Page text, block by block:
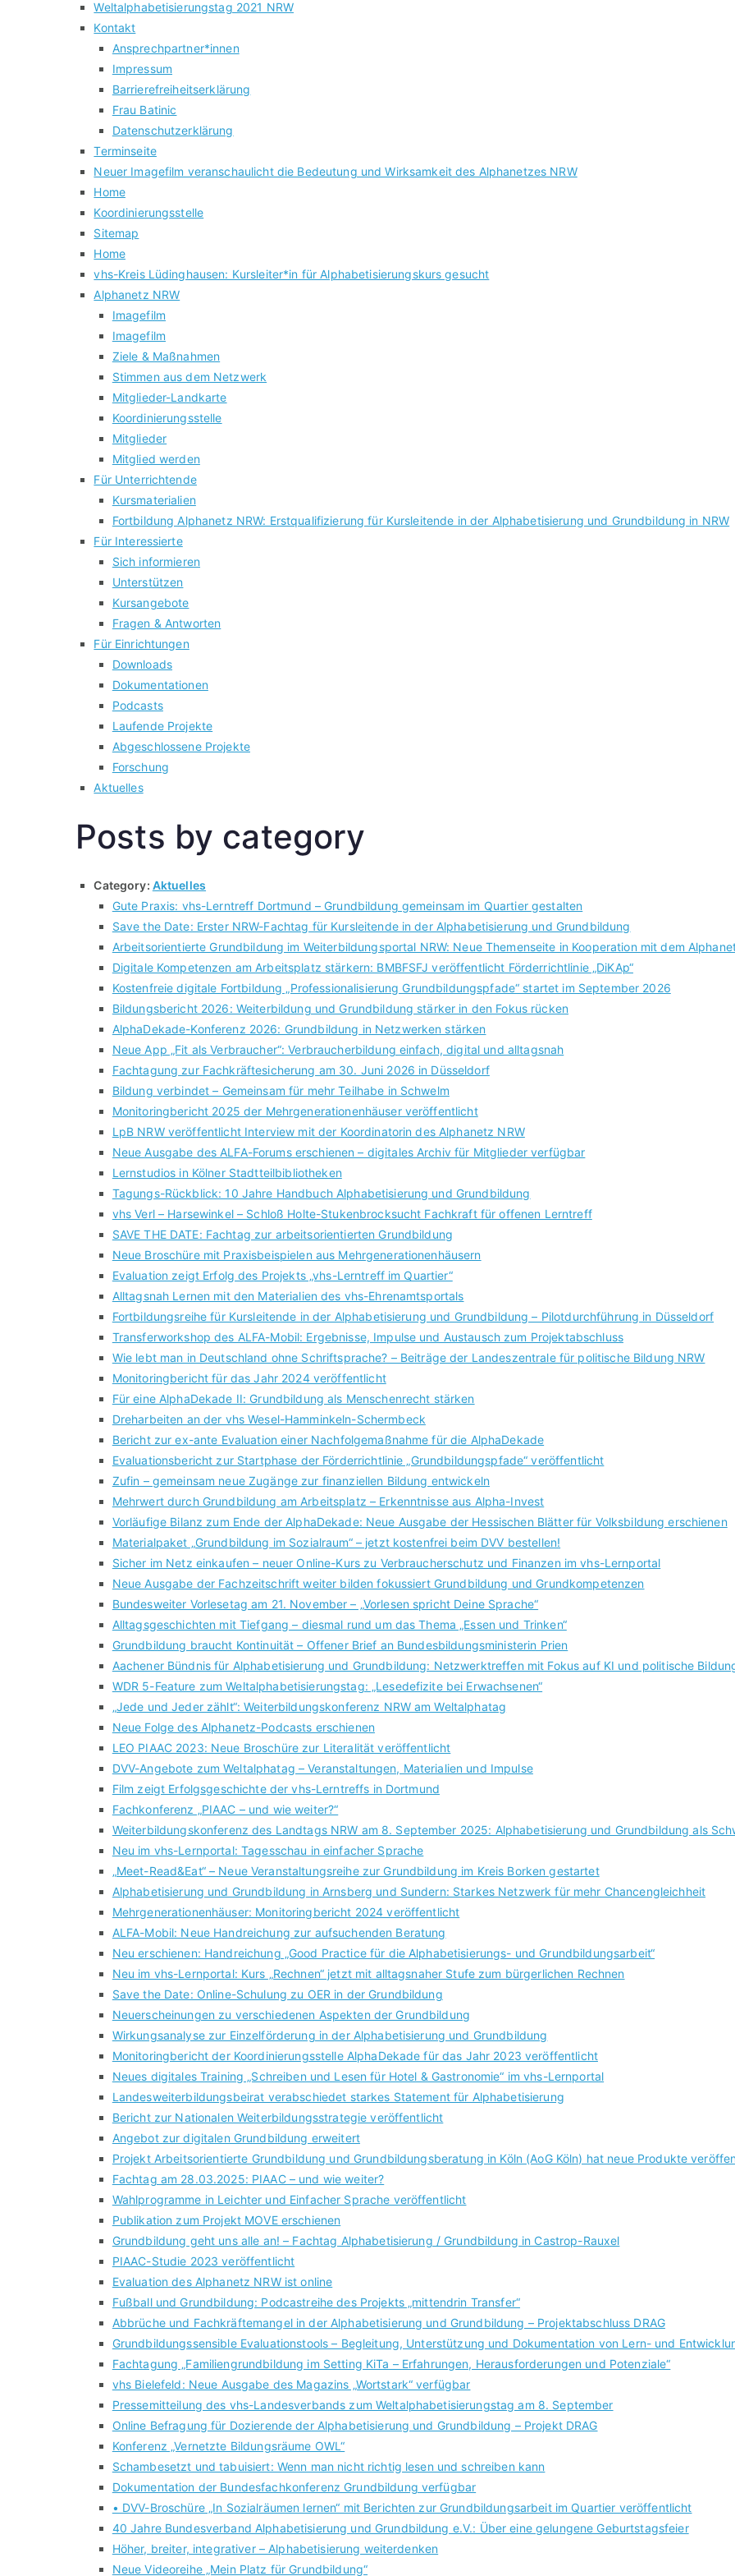
Weltalphabetisierungstag 2021 NRW
Kontakt
Ansprechpartner*innen
Impressum
Barrierefreiheitserklärung
Frau Batinic
Datenschutzerklärung
Terminseite
Neuer Imagefilm veranschaulicht die Bedeutung und Wirksamkeit des Alphanetzes NRW
Home
Koordinierungsstelle
Sitemap
Home
vhs-Kreis Lüdinghausen: Kursleiter*in für Alphabetisierungskurs gesucht
Alphanetz NRW
Imagefilm
Imagefilm
Ziele & Maßnahmen
Stimmen aus dem Netzwerk
Mitglieder-Landkarte
Koordinierungsstelle
Mitglieder
Mitglied werden
Für Unterrichtende
Kursmaterialien
Fortbildung Alphanetz NRW: Erstqualifizierung für Kursleitende in der Alphabetisierung und Grundbildung in NRW
Für Interessierte
Sich informieren
Unterstützen
Kursangebote
Fragen & Antworten
Für Einrichtungen
Downloads
Dokumentationen
Podcasts
Laufende Projekte
Abgeschlossene Projekte
Forschung
Aktuelles
Posts by category
Category: Aktuelles
Gute Praxis: vhs-Lerntreff Dortmund – Grundbildung gemeinsam im Quartier gestalten
Save the Date: Erster NRW-Fachtag für Kursleitende in der Alphabetisierung und Grundbildung
Arbeitsorientierte Grundbildung im Weiterbildungsportal NRW: Neue Themenseite in Kooperation mit dem
Digitale Kompetenzen am Arbeitsplatz stärkern: BMBFSFJ veröffentlicht Förderrichtlinie „DiKAp“
Kostenfreie digitale Fortbildung „Professionalisierung Grundbildungspfade“ startet im September 2026
Bildungsbericht 2026: Weiterbildung und Grundbildung stärker in den Fokus rücken
AlphaDekade-Konferenz 2026: Grundbildung in Netzwerken stärken
Neue App „Fit als Verbraucher“: Verbraucherbildung einfach, digital und alltagsnah
Fachtagung zur Fachkräftesicherung am 30. Juni 2026 in Düsseldorf
Bildung verbindet – Gemeinsam für mehr Teilhabe in Schwelm
Monitoringbericht 2025 der Mehrgenerationenhäuser veröffentlicht
LpB NRW veröffentlicht Interview mit der Koordinatorin des Alphanetz NRW
Neue Ausgabe des ALFA-Forums erschienen – digitales Archiv für Mitglieder verfügbar
Lernstudios in Kölner Stadtteilbibliotheken
Tagungs-Rückblick: 10 Jahre Handbuch Alphabetisierung und Grundbildung
vhs Verl – Harsewinkel – Schloß Holte-Stukenbrocksucht Fachkraft für offenen Lerntreff
SAVE THE DATE: Fachtag zur arbeitsorientierten Grundbildung
Neue Broschüre mit Praxisbeispielen aus Mehrgenerationenhäusern
Evaluation zeigt Erfolg des Projekts „vhs-Lerntreff im Quartier“
Alltagsnah Lernen mit den Materialien des vhs-Ehrenamtsportals
Fortbildungsreihe für Kursleitende in der Alphabetisierung und Grundbildung – Pilotdurchführung in Düsseldorf
Transferworkshop des ALFA-Mobil: Ergebnisse, Impulse und Austausch zum Projektabschluss
Wie lebt man in Deutschland ohne Schriftsprache? – Beiträge der Landeszentrale für politische Bildung NRW
Monitoringbericht für das Jahr 2024 veröffentlicht
Für eine AlphaDekade II: Grundbildung als Menschenrecht stärken
Dreharbeiten an der vhs Wesel-Hamminkeln-Schermbeck
Bericht zur ex-ante Evaluation einer Nachfolgemaßnahme für die AlphaDekade
Evaluationsbericht zur Startphase der Förderrichtlinie „Grundbildungspfade“ veröffentlicht
Zufin – gemeinsam neue Zugänge zur finanziellen Bildung entwickeln
Mehrwert durch Grundbildung am Arbeitsplatz – Erkenntnisse aus Alpha-Invest
Vorläufige Bilanz zum Ende der AlphaDekade: Neue Ausgabe der Hessischen Blätter für Volksbildung erschienen
Materialpaket „Grundbildung im Sozialraum“ – jetzt kostenfrei beim DVV bestellen!
Sicher im Netz einkaufen – neuer Online-Kurs zu Verbraucherschutz und Finanzen im vhs-Lernportal
Neue Ausgabe der Fachzeitschrift weiter bilden fokussiert Grundbildung und Grundkompetenzen
Bundesweiter Vorlesetag am 21. November – „Vorlesen spricht Deine Sprache“
Alltagsgeschichten mit Tiefgang – diesmal rund um das Thema „Essen und Trinken“
Grundbildung braucht Kontinuität – Offener Brief an Bundesbildungsministerin Prien
Aachener Bündnis für Alphabetisierung und Grundbildung: Netzwerktreffen mit Fokus auf KI und politische
WDR 5-Feature zum Weltalphabetisierungstag: „Lesedefizite bei Erwachsenen“
„Jede und Jeder zählt“: Weiterbildungskonferenz NRW am Weltalphatag
Neue Folge des Alphanetz-Podcasts erschienen
LEO PIAAC 2023: Neue Broschüre zur Literalität veröffentlicht
DVV-Angebote zum Weltalphatag – Veranstaltungen, Materialien und Impulse
Film zeigt Erfolgsgeschichte der vhs-Lerntreffs in Dortmund
Fachkonferenz „PIAAC – und wie weiter?“
Weiterbildungskonferenz des Landtags NRW am 8. September 2025: Alphabetisierung und Grundbildung als
Neu im vhs-Lernportal: Tagesschau in einfacher Sprache
„Meet-Read&Eat“ – Neue Veranstaltungsreihe zur Grundbildung im Kreis Borken gestartet
Alphabetisierung und Grundbildung in Arnsberg und Sundern: Starkes Netzwerk für mehr Chancengleichheit
Mehrgenerationenhäuser: Monitoringbericht 2024 veröffentlicht
ALFA-Mobil: Neue Handreichung zur aufsuchenden Beratung
Neu erschienen: Handreichung „Good Practice für die Alphabetisierungs- und Grundbildungsarbeit“
Neu im vhs-Lernportal: Kurs „Rechnen“ jetzt mit alltagsnaher Stufe zum bürgerlichen Rechnen
Save the Date: Online-Schulung zu OER in der Grundbildung
Neuerscheinungen zu verschiedenen Aspekten der Grundbildung
Wirkungsanalyse zur Einzelförderung in der Alphabetisierung und Grundbildung
Monitoringbericht der Koordinierungsstelle AlphaDekade für das Jahr 2023 veröffentlicht
Neues digitales Training „Schreiben und Lesen für Hotel & Gastronomie“ im vhs-Lernportal
Landesweiterbildungsbeirat verabschiedet starkes Statement für Alphabetisierung
Bericht zur Nationalen Weiterbildungsstrategie veröffentlicht
Angebot zur digitalen Grundbildung erweitert
Projekt Arbeitsorientierte Grundbildung und Grundbildungsberatung in Köln (AoG Köln) hat neue Produkte
Fachtag am 28.03.2025: PIAAC – und wie weiter?
Wahlprogramme in Leichter und Einfacher Sprache veröffentlicht
Publikation zum Projekt MOVE erschienen
Grundbildung geht uns alle an! – Fachtag Alphabetisierung / Grundbildung in Castrop-Rauxel
PIAAC-Studie 2023 veröffentlicht
Evaluation des Alphanetz NRW ist online
Fußball und Grundbildung: Podcastreihe des Projekts „mittendrin Transfer“
Abbrüche und Fachkräftemangel in der Alphabetisierung und Grundbildung – Projektabschluss DRAG
Grundbildungssensible Evaluationstools – Begleitung, Unterstützung und Dokumentation von Lern- und
Fachtagung „Familiengrundbildung im Setting KiTa – Erfahrungen, Herausforderungen und Potenziale“
vhs Bielefeld: Neue Ausgabe des Magazins „Wortstark“ verfügbar
Pressemitteilung des vhs-Landesverbands zum Weltalphabetisierungstag am 8. September
Online Befragung für Dozierende der Alphabetisierung und Grundbildung – Projekt DRAG
Konferenz „Vernetzte Bildungsräume OWL“
Schambesetzt und tabuisiert: Wenn man nicht richtig lesen und schreiben kann
Dokumentation der Bundesfachkonferenz Grundbildung verfügbar
• DVV-Broschüre „In Sozialräumen lernen“ mit Berichten zur Grundbildungsarbeit im Quartier veröffentlicht
40 Jahre Bundesverband Alphabetisierung und Grundbildung e.V.: Über eine gelungene Geburtstagsfeier
Höher, breiter, integrativer – Alphabetisierung weiterdenken
Neue Videoreihe „Mein Platz für Grundbildung“